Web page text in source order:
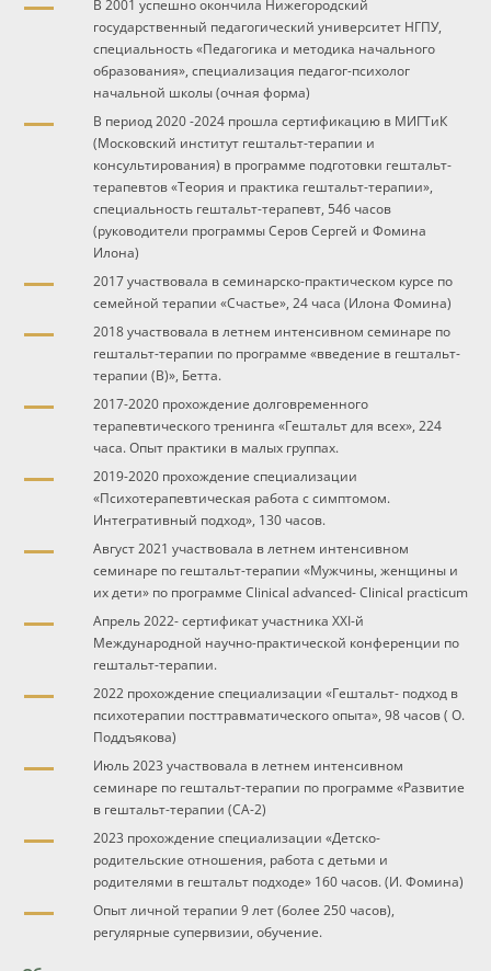
В 2001 успешно окончила Нижегородский
государственный педагогический университет НГПУ,
специальность «Педагогика и методика начального
образования», специализация педагог-психолог
начальной школы (очная форма)
В период 2020 -2024 прошла сертификацию в МИГТиК
(Московский институт гештальт-терапии и
консультирования) в программе подготовки гештальт-
терапевтов «Теория и практика гештальт-терапии»,
специальность гештальт-терапевт, 546 часов
(руководители программы Серов Сергей и Фомина
Илона)
2017 участвовала в семинарско-практическом курсе по
семейной терапии «Счастье», 24 часа (Илона Фомина)
2018 участвовала в летнем интенсивном семинаре по
гештальт-терапии по программе «введение в гештальт-
терапии (B)», Бетта.
2017-2020 прохождение долговременного
терапевтического тренинга «Гештальт для всех», 224
часа. Опыт практики в малых группах.
2019-2020 прохождение специализации
«Психотерапевтическая работа с симптомом.
Интегративный подход», 130 часов.
Август 2021 участвовала в летнем интенсивном
семинаре по гештальт-терапии «Мужчины, женщины и
их дети» по программе Clinical advanced- Clinical practicum
Апрель 2022- сертификат участника XXI-й
Международной научно-практической конференции по
гештальт-терапии.
2022 прохождение специализации «Гештальт- подход в
психотерапии посттравматического опыта», 98 часов ( О.
Поддъякова)
Июль 2023 участвовала в летнем интенсивном
семинаре по гештальт-терапии по программе «Развитие
в гештальт-терапии (СA-2)
2023 прохождение специализации «Детско-
родительские отношения, работа с детьми и
родителями в гештальт подходе» 160 часов. (И. Фомина)
Опыт личной терапии 9 лет (более 250 часов),
регулярные супервизии, обучение.